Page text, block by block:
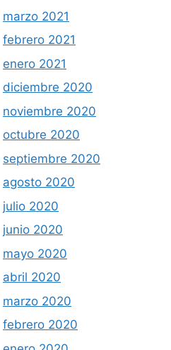
marzo 2021
febrero 2021
enero 2021
diciembre 2020
noviembre 2020
octubre 2020
septiembre 2020
agosto 2020
julio 2020
junio 2020
mayo 2020
abril 2020
marzo 2020
febrero 2020